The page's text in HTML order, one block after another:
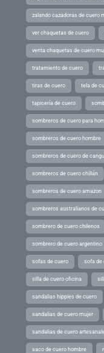
zalando cazadoras de cuero
ver chaquetas de cuero
venta chaquetas de cuero
tratamiento de cuero
tiras de cuero tela de
tapicería de cuero
sombreros de cuero para
sombreros de cuero hombre
sombreros de cuero de
sombreros de cuero chillán
sombreros de cuero amazon
sombreros australianos de
sombrero de cuero chilenos
sombrero de cuero argentino
sofas de cuero sofa de
silla de cuero oficina
sandalias hippies de cuero
sandalias de cuero mujer
sandalias de cuero
saco de cuero hombre